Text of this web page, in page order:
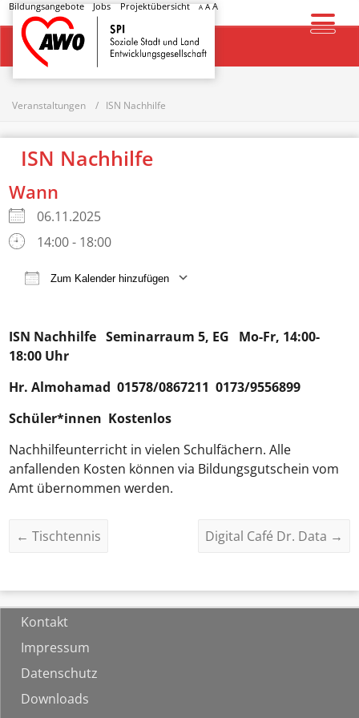
Bildungsangebote Jobs Projektübersicht A AA
Startseite
Veranstaltungen ISN Nachhilfe
ISN Nachhilfe
Wann
06.11.2025
14:00 - 18:00
Zum Kalender hinzufügen
ISN Nachhilfe Seminarraum 5, EG Mo-Fr, 14:00-
18:00 Uhr
Hr.Almohamad 01578/0867211 0173/9556899
Schüler*innen Kostenlos
Nachhilfeunterricht in vielen Schulfächern. Alle
anfallenden Kosten können via Bildungsgutschein vom
Amt übernommen werden.
← Tischtennis Digital Café Dr. Data →
Kontakt
Impressum
Datenschutz
Downloads